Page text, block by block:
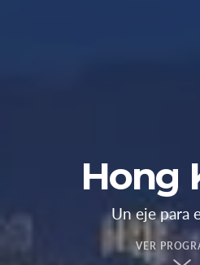
Hong
Un eje para
VER